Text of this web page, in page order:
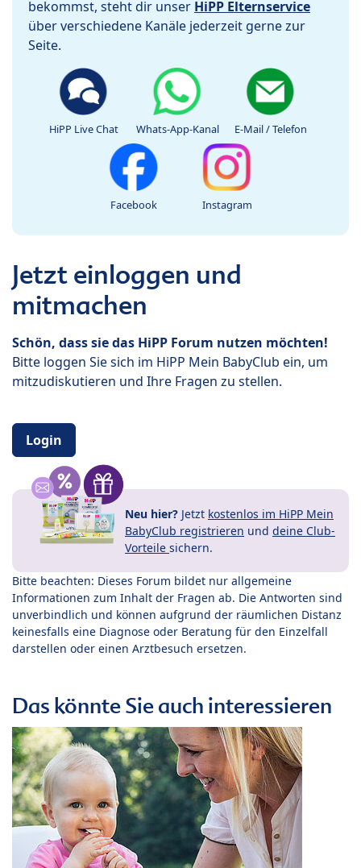
bekommst, steht dir unser HiPP Elternservice
über verschiedene Kanäle jederzeit gerne zur
Seite.
HiPP Live Chat Whats-App-Kanal E-Mail / Telefon
Facebook Instagram
Jetzt einloggen und
mitmachen
Schön, dass sie das HiPP Forum nutzen möchten!
Bitte loggen Sie sich im HiPP Mein BabyClub ein, um
mitzudiskutieren und Ihre Fragen zu stellen.
Login
Neu hier? Jetzt kostenlos im HiPP Mein
BabyClub registrieren und deine Club-
Vorteile sichern.
Bitte beachten: Dieses Forum bildet nur allgemeine
Informationen zum Inhalt der Fragen ab. Die Antworten sind
unverbindlich und können aufgrund der räumlichen Distanz
keinesfalls eine Diagnose oder Beratung für den Einzelfall
darstellen oder einen Arztbesuch ersetzen.
Das könnte Sie auch interessieren